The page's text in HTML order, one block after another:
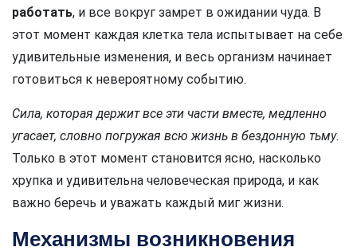
работать, и все вокруг замрет в ожидании чуда. В
этот момент каждая клетка тела испытывает на себе
удивительные изменения, и весь организм начинает
готовиться к невероятному событию.
Сила, которая держит все эти части вместе, медленно
угасает, словно погружая всю жизнь в бездонную тьму.
Только в этот момент становится ясно, насколько
хрупка и удивительна человеческая природа, и как
важно беречь и уважать каждый миг жизни.
Механизмы возникновения